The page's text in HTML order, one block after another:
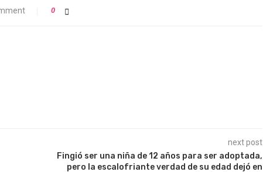
0
next post
Fingió ser una niña de 12 años para ser adoptada,
pero la escalofriante verdad de su edad dejó en